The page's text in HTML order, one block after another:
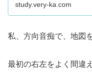
study.very-ka.com
私、方向音痴で、地図
最初の右左をよく間違